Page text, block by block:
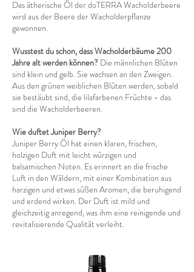
Das ätherische Öl der doTERRA Wacholderbeere
wird aus der Beere der Wacholderpflanze
gewonnen.
Wusstest du schon, dass Wacholderbäume 200
Jahre alt werden können? Die männlichen Blüten
sind klein und gelb. Sie wachsen an den Zweigen.
Aus den grünen weiblichen Blüten werden, sobald
sie bestäubt sind, die lilafarbenen Früchte - das
sind die Wacholderbeeren.
Wie duftet Juniper Berry?
Juniper Berry Öl hat einen klaren, frischen,
holzigen Duft mit leicht würzigen und
balsamischen Noten. Es erinnert an die frische
Luft in den Wäldern, mit einer Kombination aus
harzigen und etwas süßen Aromen, die beruhigend
und erdend wirken. Der Duft ist mild und
gleichzeitig anregend, was ihm eine reinigende und
revitalisierende Qualität verleiht.